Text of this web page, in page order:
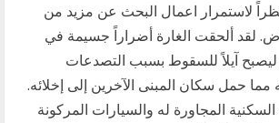
لاستمرار اعمال البحث عن مزيد من
لقد ألحقت الغارة أضراراً جسيمة في
آيلاً للسقوط بسبب التصدعات
مما حمل سكان المبنى الآخرين إلى إخلائه.
المجاورة له والسيارات المركونة